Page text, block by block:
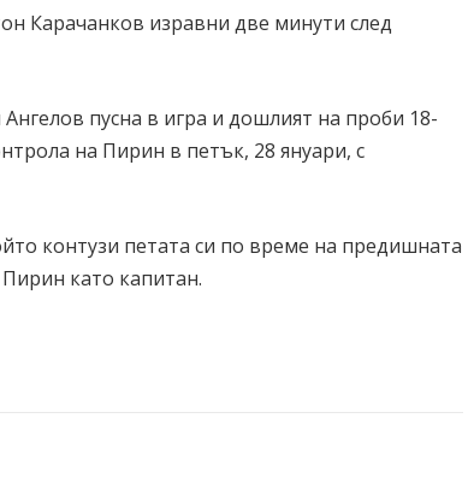
Карачанков изравни две минути след
пусна в игра и дошлият на проби 18-
на Пирин в петък, 28 януари, с
контузи петата си по време на предишната
като капитан.